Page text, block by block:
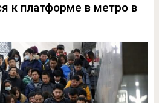
к платформе в метро в